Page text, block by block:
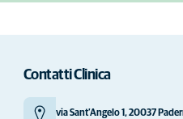
Contatti Clinica
via Sant’Angelo 1, 20037